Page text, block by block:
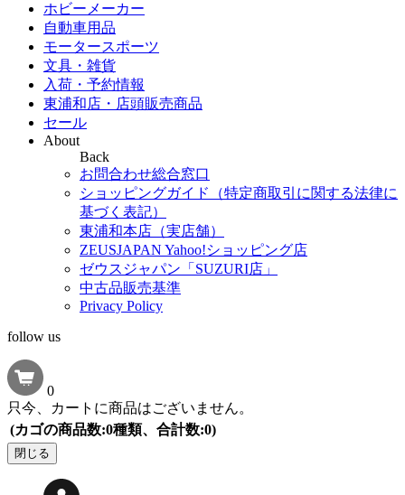
ホビーメーカー
自動車用品
モータースポーツ
文具・雑貨
入荷・予約情報
東浦和店・店頭販売商品
セール
About
Back
お問合わせ総合窓口
ショッピングガイド（特定商取引に関する法律に
基づく表記）
東浦和本店（実店舗）
ZEUSJAPAN Yahoo!ショッピング店
ゼウスジャパン「SUZURI店」
中古品販売基準
Privacy Policy
follow us
0
只今、カートに商品はございません。
(カゴの商品数:0種類、合計数:0)
閉じる